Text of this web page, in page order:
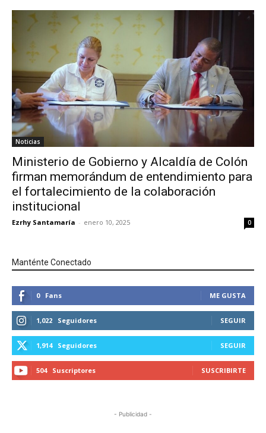
Noticias
Ministerio de Gobierno y Alcaldía de Colón
firman memorándum de entendimiento para
el fortalecimiento de la colaboración
institucional
Ezrhy Santamaría - enero 10, 2025 0
Manténte Conectado
0 Fans ME GUSTA
1,022 Seguidores SEGUIR
1,914 Seguidores SEGUIR
504 Suscriptores SUSCRIBIRTE
- Publicidad -